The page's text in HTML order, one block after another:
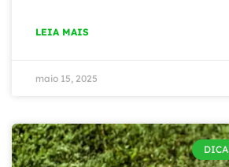
LEIA MAIS
maio 15, 2025